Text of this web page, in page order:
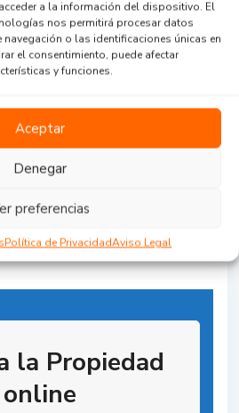
a la información del dispositivo. El
nos permitirá procesar datos
o las identificaciones únicas en
el consentimiento, puede afectar
y funciones.
Aceptar
Denegar
preferencias
Política de PrivacidadAviso Legal
la Propiedad
online